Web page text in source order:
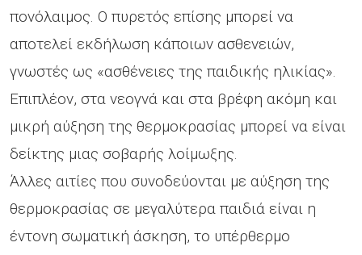
πονόλαιμος. Ο πυρετός επίσης μπορεί να
αποτελεί εκδήλωση κάποιων ασθενειών,
γνωστές ως «ασθένειες της παιδικής ηλικίας».
Επιπλέον, στα νεογνά και στα βρέφη ακόμη και
μικρή αύξηση της θερμοκρασίας μπορεί να είναι
δείκτης μιας σοβαρής λοίμωξης.
Άλλες αιτίες που συνοδεύονται με αύξηση της
θερμοκρασίας σε μεγαλύτερα παιδιά είναι η
έντονη σωματική άσκηση, το υπέρθερμο